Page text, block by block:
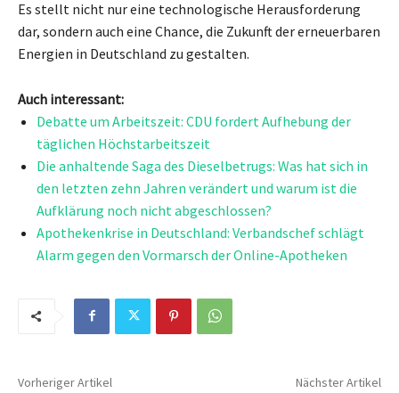
Es stellt nicht nur eine technologische Herausforderung
dar, sondern auch eine Chance, die Zukunft der erneuerbaren
Energien in Deutschland zu gestalten.
Auch interessant:
Debatte um Arbeitszeit: CDU fordert Aufhebung der
täglichen Höchstarbeitszeit
Die anhaltende Saga des Dieselbetrugs: Was hat sich in
den letzten zehn Jahren verändert und warum ist die
Aufklärung noch nicht abgeschlossen?
Apothekenkrise in Deutschland: Verbandschef schlägt
Alarm gegen den Vormarsch der Online-Apotheken
Vorheriger Artikel Nächster Artikel